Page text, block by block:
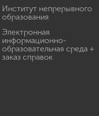
Институт непрерывного
образования
Электронная
информационно-
образовательная среда +
заказ справок